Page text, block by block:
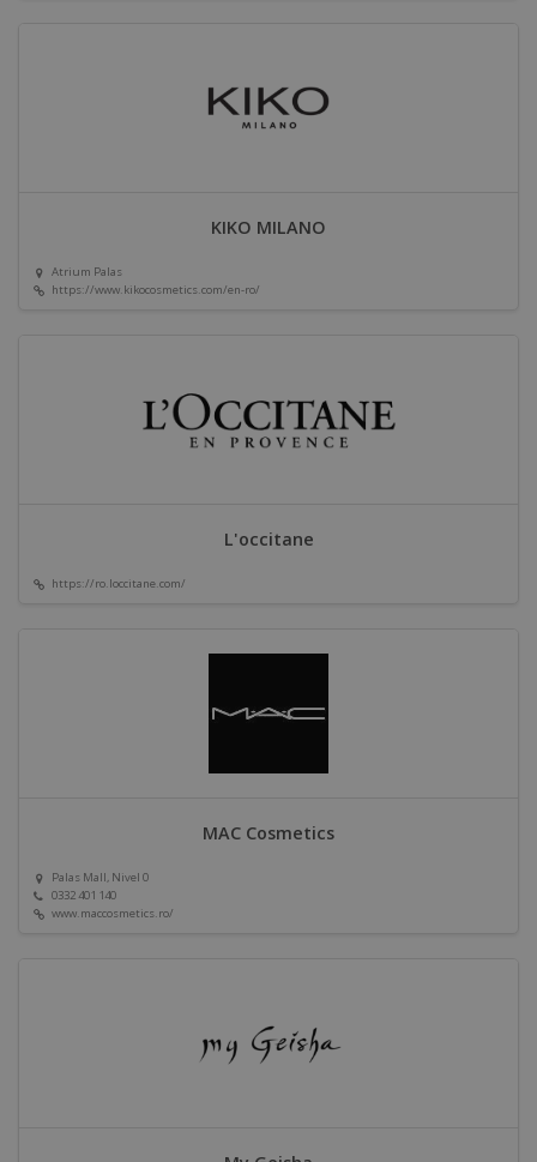
KIKO MILANO
Atrium Palas
https://www.kikocosmetics.com/en-ro/
L'occitane
https://ro.loccitane.com/
MAC Cosmetics
Palas Mall, Nivel 0
0332 401 140
www.maccosmetics.ro/